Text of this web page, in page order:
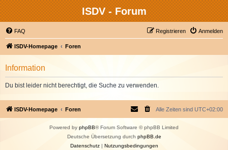
ISDV - Forum
FAQ Anmelden
Registrieren
ISDV-Homepage Foren
Information
Du bist leider nicht berechtigt, die Suche zu verwenden.
ISDV-Homepage Foren Alle Zeiten sind UTC+02:00
Powered by phpBB® Forum Software © phpBB Limited
Deutsche Übersetzung durch phpBB.de
Datenschutz| Nutzungsbedingungen